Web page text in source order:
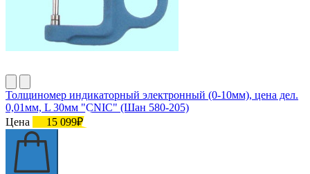
Толщиномер индикаторный электронный (0-10мм), цена дел.
0,01мм, L 30мм "CNIC" (Шан 580-205)
Цена
15 099₽